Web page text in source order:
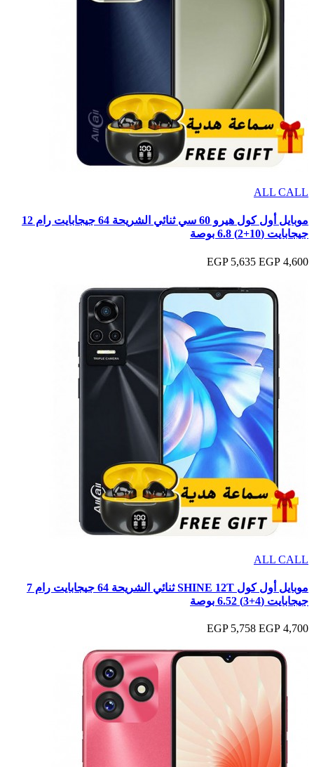
ALL CALL
موبايل أول كول هيرو 60 سي ثنائي الشريحة 64 جيجابايت رام 12
جيجابايت (10+2) 6.8 بوصة
4,600 EGP
5,635 EGP
ALL CALL
موبايل أول كول SHINE 12T ثنائي الشريحة 64 جيجابايت رام 7
جيجابايت (4+3) 6.52 بوصة
4,700 EGP
5,758 EGP